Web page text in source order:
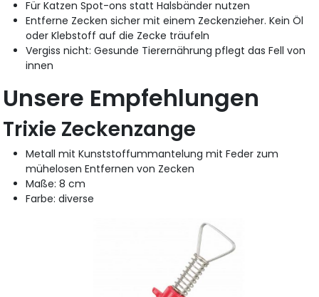
Für Katzen Spot-ons statt Halsbänder nutzen
Entferne Zecken sicher mit einem Zeckenzieher. Kein Öl
oder Klebstoff auf die Zecke träufeln
Vergiss nicht: Gesunde Tierernährung pflegt das Fell von
innen
Unsere Empfehlungen
Trixie Zeckenzange
Metall mit Kunststoffummantelung mit Feder zum
mühelosen Entfernen von Zecken
Maße: 8 cm
Farbe: diverse